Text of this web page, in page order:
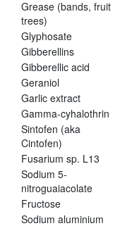
Grease (bands, fruit
trees)
Glyphosate
Gibberellins
Gibberellic acid
Geraniol
Garlic extract
Gamma-cyhalothrin
Sintofen (aka
Cintofen)
Fusarium sp. L13
Sodium 5-
nitroguaiacolate
Fructose
Sodium aluminium